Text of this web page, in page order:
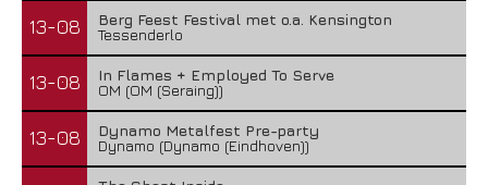
13-08
Berg Feest Festival met o.a. Kensington
Tessenderlo
13-08
In Flames + Employed To Serve
OM (OM (Seraing))
13-08
Dynamo Metalfest Pre-party
Dynamo (Dynamo (Eindhoven))